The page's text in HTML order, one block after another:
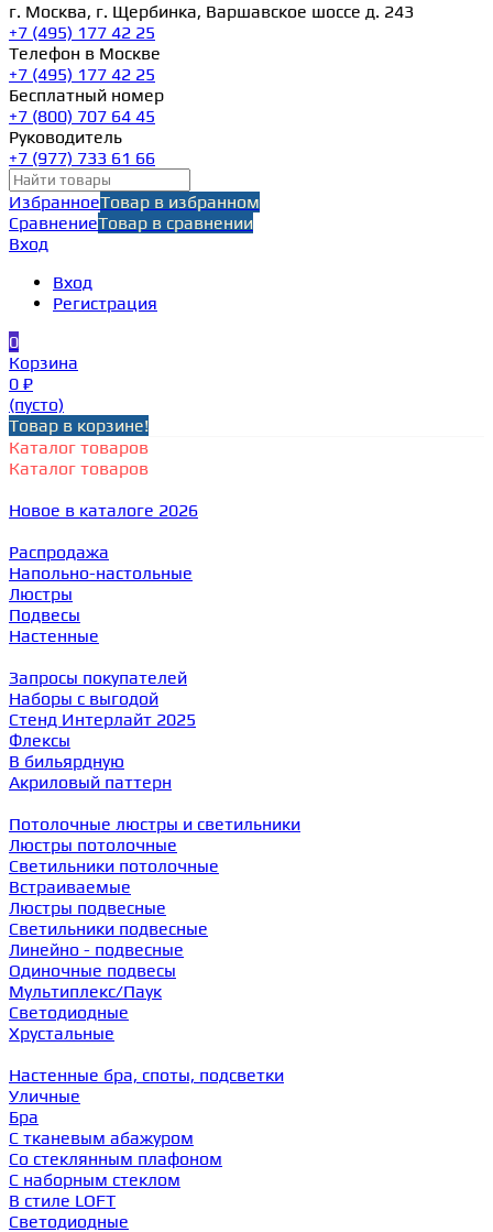
г. Москва, г. Щербинка, Варшавское шоссе д. 243
+7 (495) 177 42 25
Телефон в Москве
+7 (495) 177 42 25
Бесплатный номер
+7 (800) 707 64 45
Руководитель
+7 (977) 733 61 66
ИзбранноеТовар в избранном
СравнениеТовар в сравнении
Вход
Вход
Регистрация
0
Корзина
0 ₽
(пусто)
Товар в корзине!
Каталог товаров
Каталог товаров
Новое в каталоге 2026
Распродажа
Напольно-настольные
Люстры
Подвесы
Настенные
Запросы покупателей
Наборы с выгодой
Стенд Интерлайт 2025
Флексы
В бильярдную
Акриловый паттерн
Потолочные люстры и светильники
Люстры потолочные
Светильники потолочные
Встраиваемые
Люстры подвесные
Светильники подвесные
Линейно - подвесные
Одиночные подвесы
Мультиплекс/Паук
Светодиодные
Хрустальные
Настенные бра, споты, подсветки
Уличные
Бра
С тканевым абажуром
Со стеклянным плафоном
С наборным стеклом
В стиле LOFT
Светодиодные